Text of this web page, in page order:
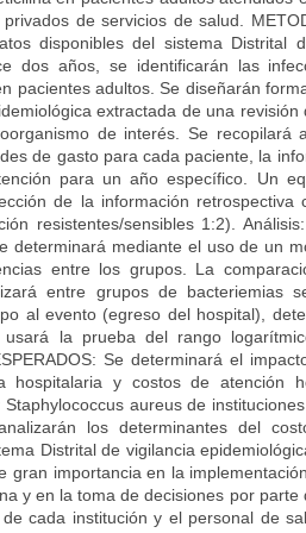
de servicios de salud.
disponibles del sistema Distrital
dos años, se identificarán las
pacientes adultos. Se diseñarán
extractada de una revisión
de interés. Se recopilará
de gasto para cada paciente, la
para un año específico. Un
de la información retrospectiva
resistentes/sensibles 1:2).
determinará mediante el uso de un
entre los grupos. La
entre grupos de bacteriemias
al evento (egreso del hospital),
la prueba del rango
Se determinará el
hospitalaria y costos de atención
aureus de
los determinantes del
Distrital de vigilancia
gran importancia en la
y en la toma de decisiones por parte
cada institución y el personal de